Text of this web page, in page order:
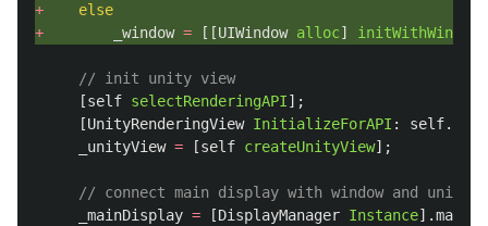
+
else
+
_window = [[UIWindow alloc]
// init unity view
[self selectRenderingAPI];
[UnityRenderingView InitializeForAPI : self.
_unityView = [self createUnityView];
// connect main display with window and unity
_mainDisplay = [DisplayManager Instance].